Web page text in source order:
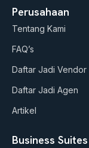
u
t
u
b
e
s
t
a
a
c
e
b
k
Perusahaan
Tentang Kami
FAQ’s
Daftar Jadi Vendor
Daftar Jadi Agen
Artikel
Business Suites